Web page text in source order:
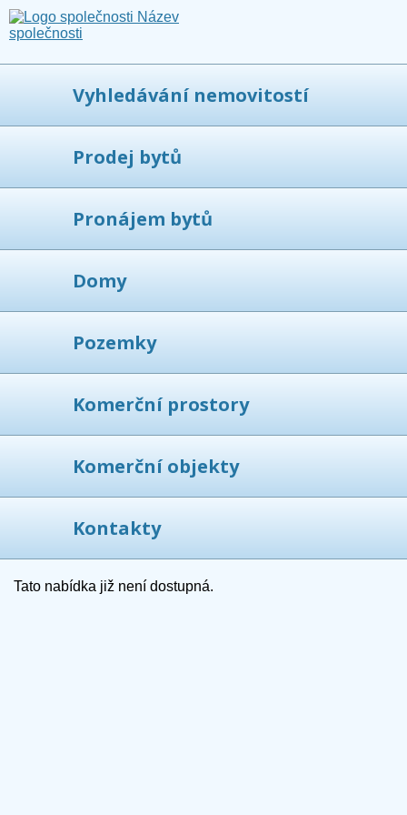
Vyhledávání nemovitostí
Prodej bytů
Pronájem bytů
Domy
Pozemky
Komerční prostory
Komerční objekty
Kontakty
Tato nabídka již není dostupná.